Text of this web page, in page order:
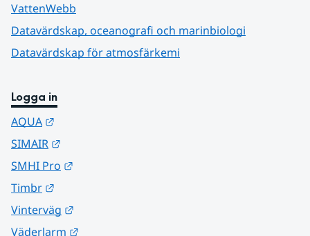
VattenWebb
Datavärdskap, oceanografi och marinbiologi
Datavärdskap för atmosfärkemi
Logga in
AQUA
SIMAIR
SMHI Pro
Timbr
Vinterväg
Väderlarm